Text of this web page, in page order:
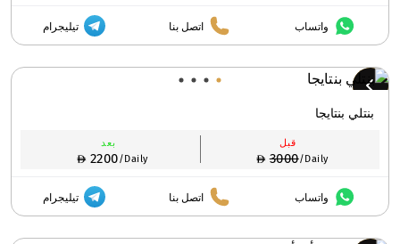
واتساب اتصل بنا تيليجرام
بنتلي بنتايجا
قبل
3000/Daily
بعد
2200/Daily
واتساب اتصل بنا تيليجرام